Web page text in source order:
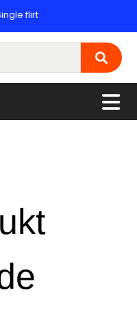
flirt